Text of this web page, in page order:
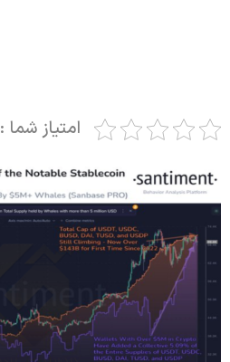
امتیاز شما : post